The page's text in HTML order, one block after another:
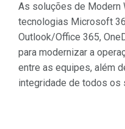
As soluções de Modern
tecnologias Microsoft
Outlook/Office 365,
para modernizar a
entre as equipes, além
integridade de todos os